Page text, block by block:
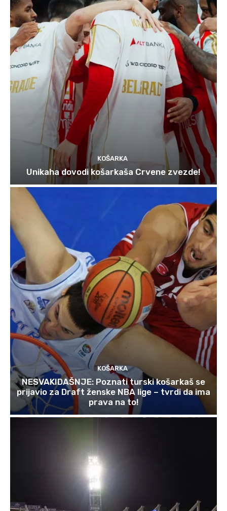
KOŠARKA
Unikaha dovodi košarkaša Crvene zvezde!
KOŠARKA
NESVAKIDAŠNJE: Poznati turski košarkaš se
prijavio za Draft ženske NBA lige – tvrdi da ima
prava na to!